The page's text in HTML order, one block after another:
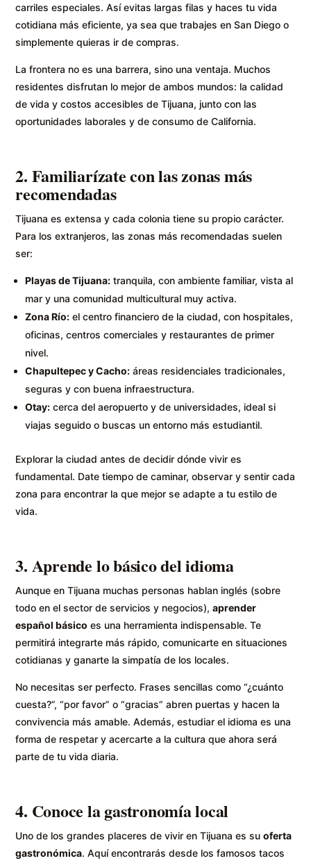
carriles especiales. Así evitas largas filas y haces tu vida
cotidiana más eficiente, ya sea que trabajes en San Diego o
simplemente quieras ir de compras.
La frontera no es una barrera, sino una ventaja. Muchos
residentes disfrutan lo mejor de ambos mundos: la calidad
de vida y costos accesibles de Tijuana, junto con las
oportunidades laborales y de consumo de California.
2. Familiarízate con las zonas más
recomendadas
Tijuana es extensa y cada colonia tiene su propio carácter.
Para los extranjeros, las zonas más recomendadas suelen
ser:
Playas de Tijuana: tranquila, con ambiente familiar, vista al
mar y una comunidad multicultural muy activa.
Zona Río: el centro financiero de la ciudad, con hospitales,
oficinas, centros comerciales y restaurantes de primer
nivel.
Chapultepec y Cacho: áreas residenciales tradicionales,
seguras y con buena infraestructura.
Otay: cerca del aeropuerto y de universidades, ideal si
viajas seguido o buscas un entorno más estudiantil.
Explorar la ciudad antes de decidir dónde vivir es
fundamental. Date tiempo de caminar, observar y sentir cada
zona para encontrar la que mejor se adapte a tu estilo de
vida.
3. Aprende lo básico del idioma
Aunque en Tijuana muchas personas hablan inglés (sobre
todo en el sector de servicios y negocios),aprender
español básico es una herramienta indispensable. Te
permitirá integrarte más rápido, comunicarte en situaciones
cotidianas y ganarte la simpatía de los locales.
No necesitas ser perfecto. Frases sencillas como “¿cuánto
cuesta?”, “por favor” o “gracias” abren puertas y hacen la
convivencia más amable. Además, estudiar el idioma es una
forma de respetar y acercarte a la cultura que ahora será
parte de tu vida diaria.
4. Conoce la gastronomía local
Uno de los grandes placeres de vivir en Tijuana es suoferta
gastronómica. Aquí encontrarás desde los famosos tacos